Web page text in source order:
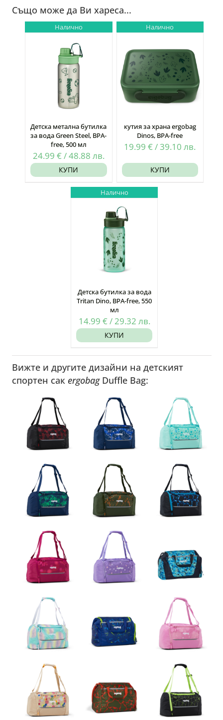
Също може да Ви хареса...
Налично
Детска метална бутилка
за вода Green Steel, BPA-
free, 500 мл
24.99 € /48.88 лв.
КУПИ
Налично
кутия за храна ergobag
Dinos, BPA-free
19.99€ /39.10лв.
КУПИ
Налично
Детска бутилка за вода
Tritan Dino, BPA-free, 550
мл
14.99 € /29.32 лв.
КУПИ
Вижте и другите дизайни на детският
спортен сакergobagDuffle Bag: